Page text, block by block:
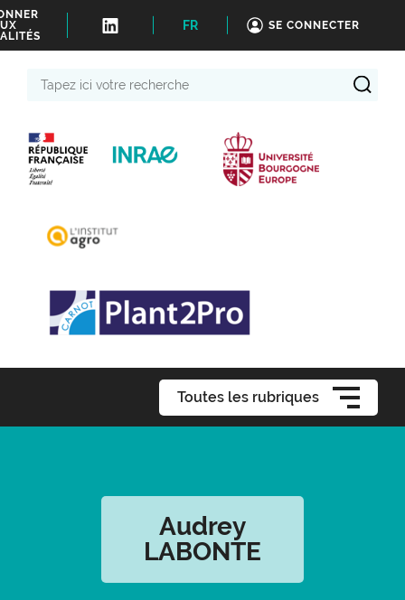
FR SE CONNECTER
Toutes les rubriques
Audrey
LABONTE